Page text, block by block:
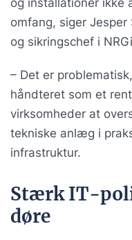
og installationer
omfang, siger
og sikringschef i
– Det er
håndteret som et
virksomheder at
tekniske anlæg i
infrastruktur.
Stærk IT-
døre